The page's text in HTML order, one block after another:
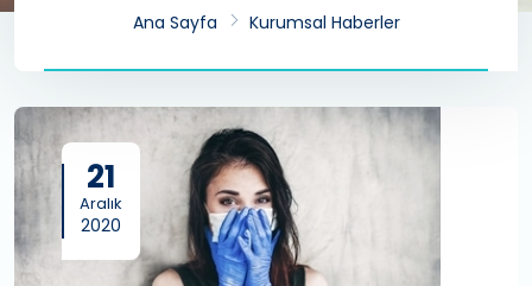
Ana Sayfa Kurumsal Haberler
21
Aralık
2020